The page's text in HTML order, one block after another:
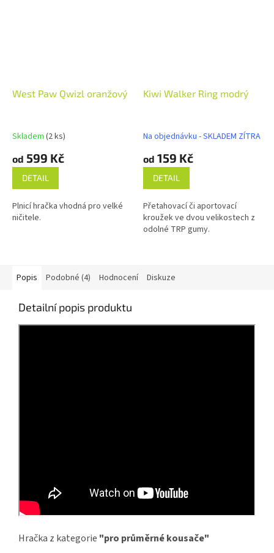
West Paw Qwizl oranžový
Skladem (2 ks)
od 599 Kč
DETAIL
Plnicí hračka vhodná pro velké
ničitele.
Kiwi Walker Ring modrý
Na objednávku - SKLADEM ZÍTRA
od 159 Kč
DETAIL
Přetahovací či aportovací
kroužek ve dvou velikostech z
odolné TRP gumy.
Popis Podobné (4) Hodnocení Diskuze
Detailní popis produktu
Hračka z kategorie "pro průměrné kousače"